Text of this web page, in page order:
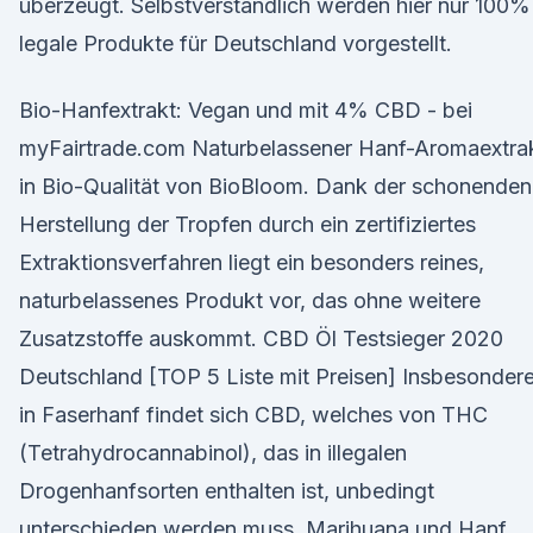
überzeugt. Selbstverständlich werden hier nur 100%
legale Produkte für Deutschland vorgestellt.
Bio-Hanfextrakt: Vegan und mit 4% CBD - bei
myFairtrade.com Naturbelassener Hanf-
in Bio-Qualität von BioBloom. Dank der schonenden
Herstellung der Tropfen durch ein zertifiziertes
Extraktionsverfahren liegt ein besonders reines,
naturbelassenes Produkt vor, das ohne weitere
Zusatzstoffe auskommt. CBD Öl Testsieger 2020
Deutschland [TOP 5 Liste mit Preisen]
in Faserhanf findet sich CBD, welches von THC
(Tetrahydrocannabinol), das in illegalen
Drogenhanfsorten enthalten ist, unbedingt